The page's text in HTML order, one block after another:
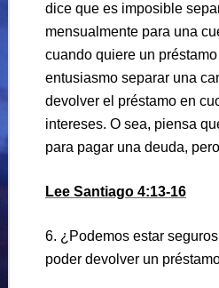
dice que es imposible
mensualmente para una
cuando quiere un
entusiasmo separar una
devolver el préstamo en
intereses. O sea, piensa
para pagar una deuda,
Lee Santiago 4:13-16
6. ¿Podemos estar
poder devolver un